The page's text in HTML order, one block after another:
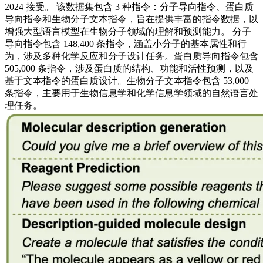
2024 接受。 该数据集包含 3 种指令：分子导向指令、蛋白质
导向指令和生物分子文本指令，旨在提供丰富的指令数据，以
增强大型语言模型在生物分子领域的理解和预测能力。 分子
导向指令包含 148,400 条指令，涵盖小分子的基本属性和行
为，涉及多种化学反应和分子设计任务。蛋白质导向指令包含
505,000 条指令，涉及蛋白质的结构、功能和活性预测，以及
基于文本指令的蛋白质设计。生物分子文本指令包含 53,000
条指令，主要用于生物信息学和化学信息学领域的自然语言处
理任务。